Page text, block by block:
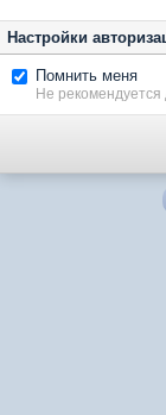
Настройки
Помнить меня
Не рекомендуется